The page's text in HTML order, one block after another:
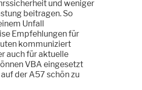
und weniger
beitragen. So
Unfall
Empfehlungen für
kommuniziert
auch für aktuelle
VBA eingesetzt
der A57 schön zu